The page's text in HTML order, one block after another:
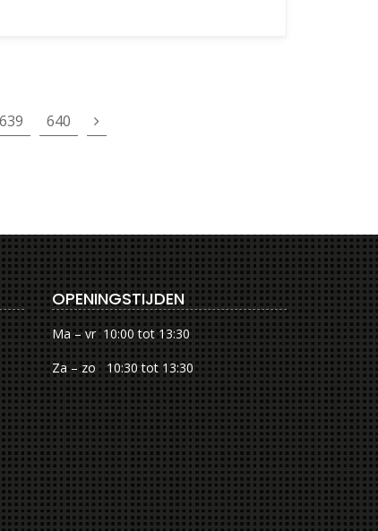
639 640
OPENINGSTIJDEN
Ma – vr 10:00 tot 13:30
Za – zo 10:30 tot 13:30